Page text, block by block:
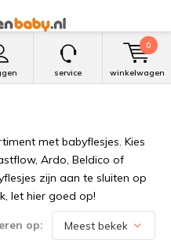
service winkelwagen
0
met babyflesjes. Kies
Ardo, Beldico of
zijn aan te sluiten op
let hier goed op!
op: